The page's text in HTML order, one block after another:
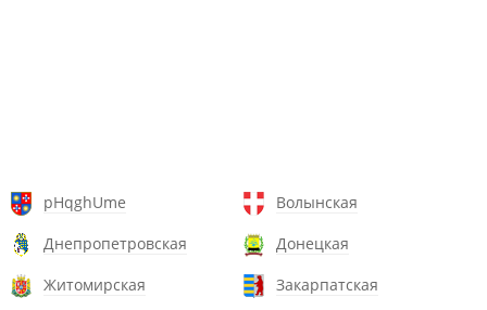
pHqghUme
Волынская
Днепропетровская
Донецкая
Житомирская
Закарпатская